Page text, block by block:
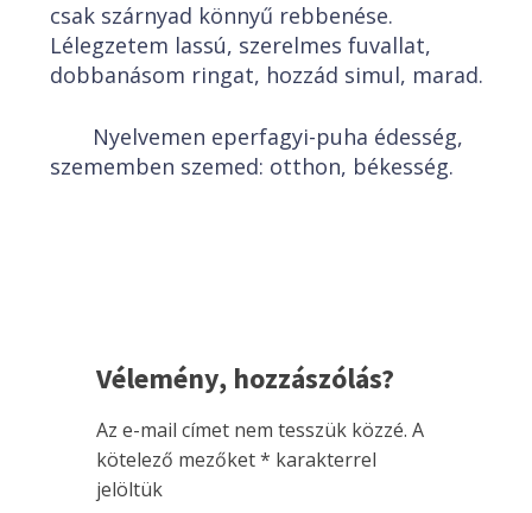
csak szárnyad könnyű rebbenése.
Lélegzetem lassú, szerelmes fuvallat,
dobbanásom ringat, hozzád simul, marad.
Nyelvemen eperfagyi-puha édesség,
szememben szemed: otthon, békesség.
Vélemény, hozzászólás?
Az e-mail címet nem tesszük közzé. A
kötelező mezőket* karakterrel
jelöltük